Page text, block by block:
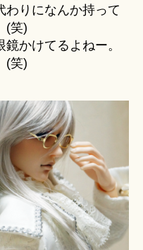
わりになんか持って
(笑)
かけてるよねー。
(笑)